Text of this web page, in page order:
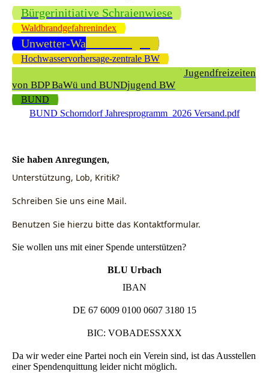
Bürgerinitiative Schraienwiese
Waldbrandgefahrenindex
Unwetter-Warnmeldungen
Hochwasservorhersage-zentrale BW
Arbeitskreis ökologische Kinder- und Jugendfreizeiten
von BDP BaWü und BUNDjugend BW
BUND
BUND Schorndorf Jahresprogramm_2026 Versand.pdf
Sie haben Anregungen,
Unterstützung, Lob, Kritik?
Schreiben Sie uns eine Mail.
Benutzen Sie hierzu bitte das Kontaktformular.
Sie wollen uns mit einer Spende unterstützen?
BLU Urbach
IBAN
DE 67 6009 0100 0607 3180 15
BIC: VOBADESSXXX
Da wir weder eine Partei noch ein Verein sind, ist das Ausstellen
einer Spendenquittung leider nicht möglich.